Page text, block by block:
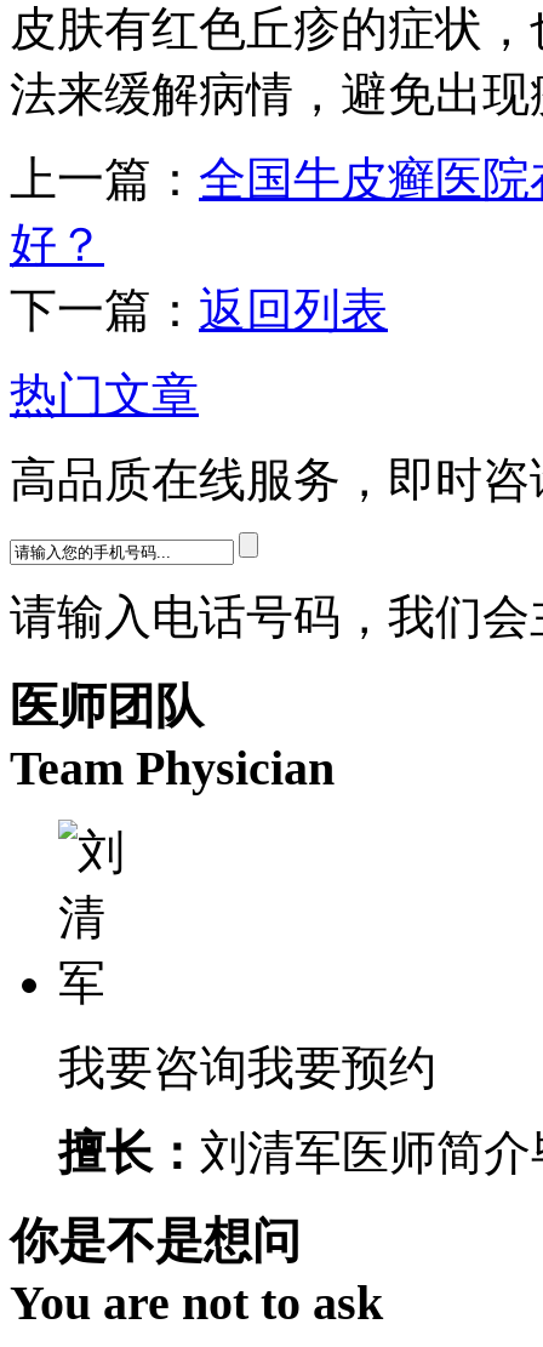
皮肤有红色丘疹的症状
法来缓解病情，避免出
上一篇： 全国牛皮癣医
好？
下一篇： 返回列表
热门文章
高品质在线服务，即时咨
请输入电话号码，我们
医师团队
Team Physician
我要咨询我要预约
擅长： 刘清军医师简
你是不是想问
You are not to ask